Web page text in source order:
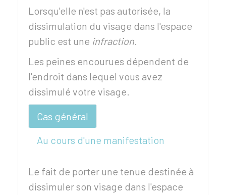
Lorsqu'elle n'est pas autorisée, la
dissimulation du visage dans l'espace
public est une infraction.
Les peines encourues dépendent de
l'endroit dans lequel vous avez
dissimulé votre visage.
Cas général
Au cours d'une manifestation
Le fait de porter une tenue destinée à
dissimuler son visage dans l'espace